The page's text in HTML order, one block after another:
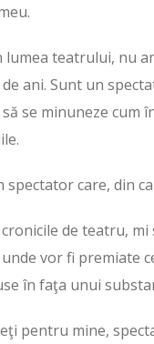
lumea teatrului, nu
de ani. Sunt un
să se minuneze cum
spectator care, din
cronicile de teatru,
vor fi premiate
în faţa unui
pentru mine,